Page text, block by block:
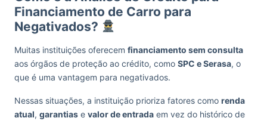
Financiamento de Carro para
Negativados?
Muitas instituições oferecem financiamento sem consulta
aos órgãos de proteção ao crédito, como SPC e Serasa, o
que é uma vantagem para negativados.
Nessas situações, a instituição prioriza fatores como renda
atual, garantias e valor de entrada em vez do histórico de